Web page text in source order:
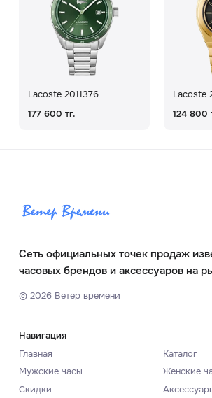
Lacoste 2011376
177 600 тг.
Lacoste
124 800
Сеть официальных точек продаж
часовых брендов и аксессуаров на
© 2026Ветер времени
Навигация
Главная
Каталог
Мужские часы
Женские
Скидки